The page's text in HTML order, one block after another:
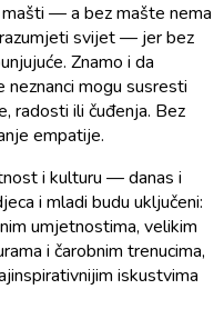
— a bez mašte nema
svijet — jer bez
Znamo i da
mogu susresti
radosti ili čuđenja. Bez
empatije.
i kulturu — danas i
i mladi budu uključeni:
umjetnostima, velikim
i čarobnim trenucima,
iskustvima